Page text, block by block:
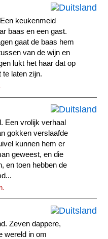
keukenmeid
baas en een gast.
gaat de baas hem
van de wijn en
lukt het haar dat op
laten zijn.
Een vrolijk verhaal
gokken verslaafde
kunnen hem er
geweest, en die
en toen hebben de
Zeven dappere,
wereld in om